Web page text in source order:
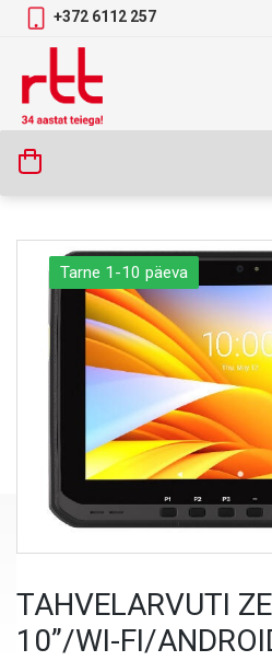
Skip
content
+372 6112 257
Tootekategooriad
Tarne 1-10 päeva
TAHVELARVUTI
10”/WI-FI/